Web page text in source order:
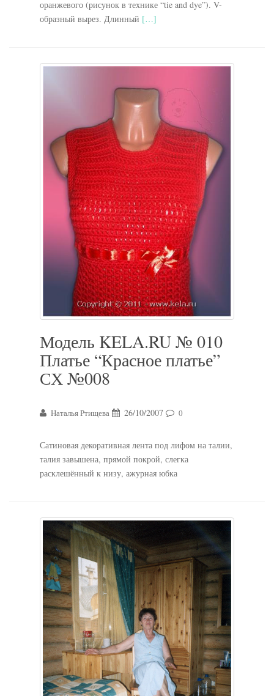
оранжевого (рисунок в технике “tie and dye”). V-
образный вырез. Длинный […]
Модель KELA.RU № 010
Платье “Красное платье”
СХ №008
Наталья Ртищева 26/10/2007 0
Сатиновая декоративная лента под лифом на талии,
талия завышена, прямой покрой, слегка
расклешённый к низу, ажурная юбка